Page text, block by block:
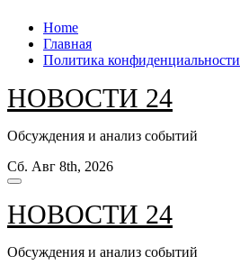
Перейти
содержанию
Home
Главная
Политика конфиденциальности
НОВОСТИ 24
Обсуждения и анализ событий
Сб. Авг 8th, 2026
НОВОСТИ 24
Обсуждения и анализ событий